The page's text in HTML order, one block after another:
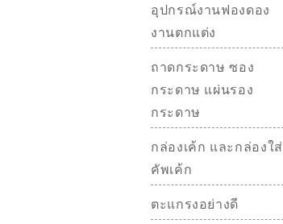
อุปกรณ์งานฟองดอง
งานตกแต่ง
ถาดกระดาษ ซอง
กระดาษ แผ่นรอง
กระดาษ
กล่องเค้ก และกล่องใส่
คัพเค้ก
ตะแกรงอย่างดี